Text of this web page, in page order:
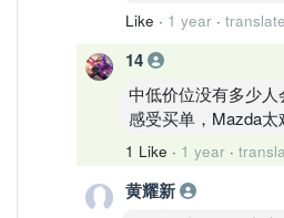
Like · 1 year · translate
14
中低价位没有多少
感受买单，Mazda太
1 Like · 1 year ·
黄耀新